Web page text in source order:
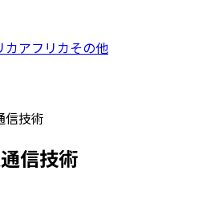
カアフリカその他
信技術
信技術